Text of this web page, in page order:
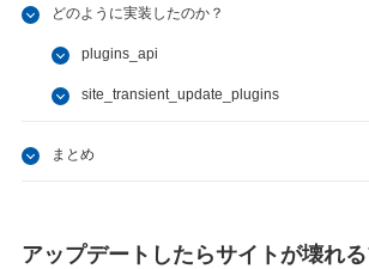
どのように実装したのか？
plugins_api
site_transient_update_plugins
まとめ
アップデートしたらサイトが壊れ